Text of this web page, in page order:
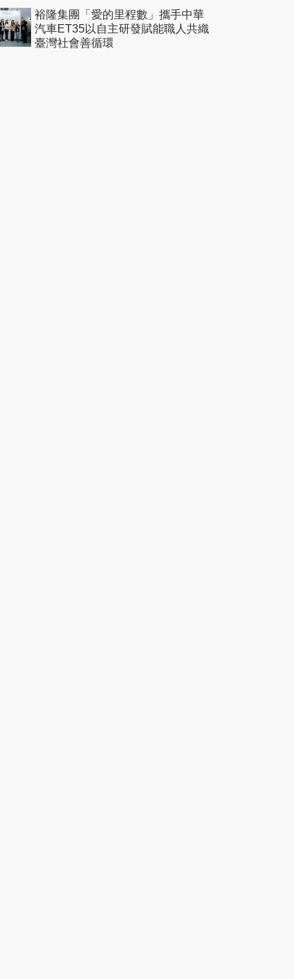
裕隆集團「愛的里程數」攜手中華
汽車ET35以自主研發賦能職人共織
臺灣社會善循環